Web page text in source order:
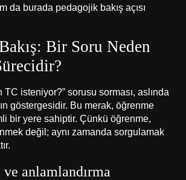
da burada pedagojik bakış açısı
Bir Soru Neden
TC isteniyor?” sorusu sorması, aslında
göstergesidir. Bu merak, öğrenme
bir yere sahiptir. Çünkü öğrenme,
değil; aynı zamanda sorgulamak
anlamlandırma